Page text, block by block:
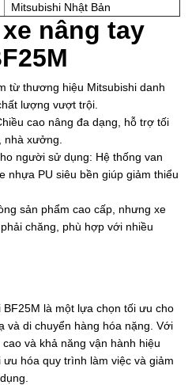
Mitsubishi Nhật Bản
xe nâng tay
từ thương hiệu Mitsubishi danh
lượng vượt trội.
cao nâng đa dạng, hỗ trợ tối
xưởng.
người sử dụng: Hệ thống van
nhựa PU siêu bền giúp giảm thiểu
sản phẩm cao cấp, nhưng xe
chăng, phù hợp với nhiều
là một lựa chọn tối ưu cho
và di chuyển hàng hóa nặng. Với
và khả năng vận hành hiệu
hóa quy trình làm việc và giảm